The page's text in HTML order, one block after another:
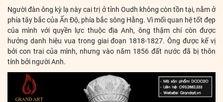
Người đàn ông kỳ lạ này cai trị ở tỉnh Oudh không còn tồn tại, nằm ở
phía tây bắc của Ấn Độ, phía bắc sông Hằng. Vì mối quan hệ tốt đẹp
của mình với quyền lực thuộc địa Anh, ông thậm chí còn được
hưởng danh hiệu vua trong giai đoạn 1818-1827. Ông được kế vị
bởi con trai của mình, nhưng vào năm 1856 đất nước đã bị thôn
tính bởi người Anh.